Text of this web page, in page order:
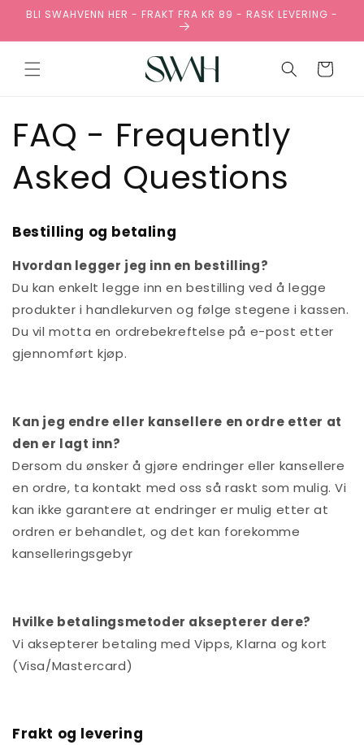
videre til
BLI SWAHVENN HER - FRAKT FRA KR 89 - RASK LEVERING -
Handlekurv
FAQ - Frequently
Asked Questions
Bestilling og betaling
Hvordan legger jeg inn en bestilling?
Du kan enkelt legge inn en bestilling ved å legge
produkter i handlekurven og følge stegene i kassen.
Du vil motta en ordrebekreftelse på e-post etter
gjennomført kjøp.
Kan jeg endre eller kansellere en ordre etter at
den er lagt inn?
Dersom du ønsker å gjøre endringer eller kansellere
en ordre, ta kontakt med oss så raskt som mulig. Vi
kan ikke garantere at endringer er mulig etter at
ordren er behandlet, og det kan forekomme
kanselleringsgebyr
Hvilke betalingsmetoder aksepterer dere?
Vi aksepterer betaling med Vipps, Klarna og kort
(Visa/Mastercard)
Frakt og levering